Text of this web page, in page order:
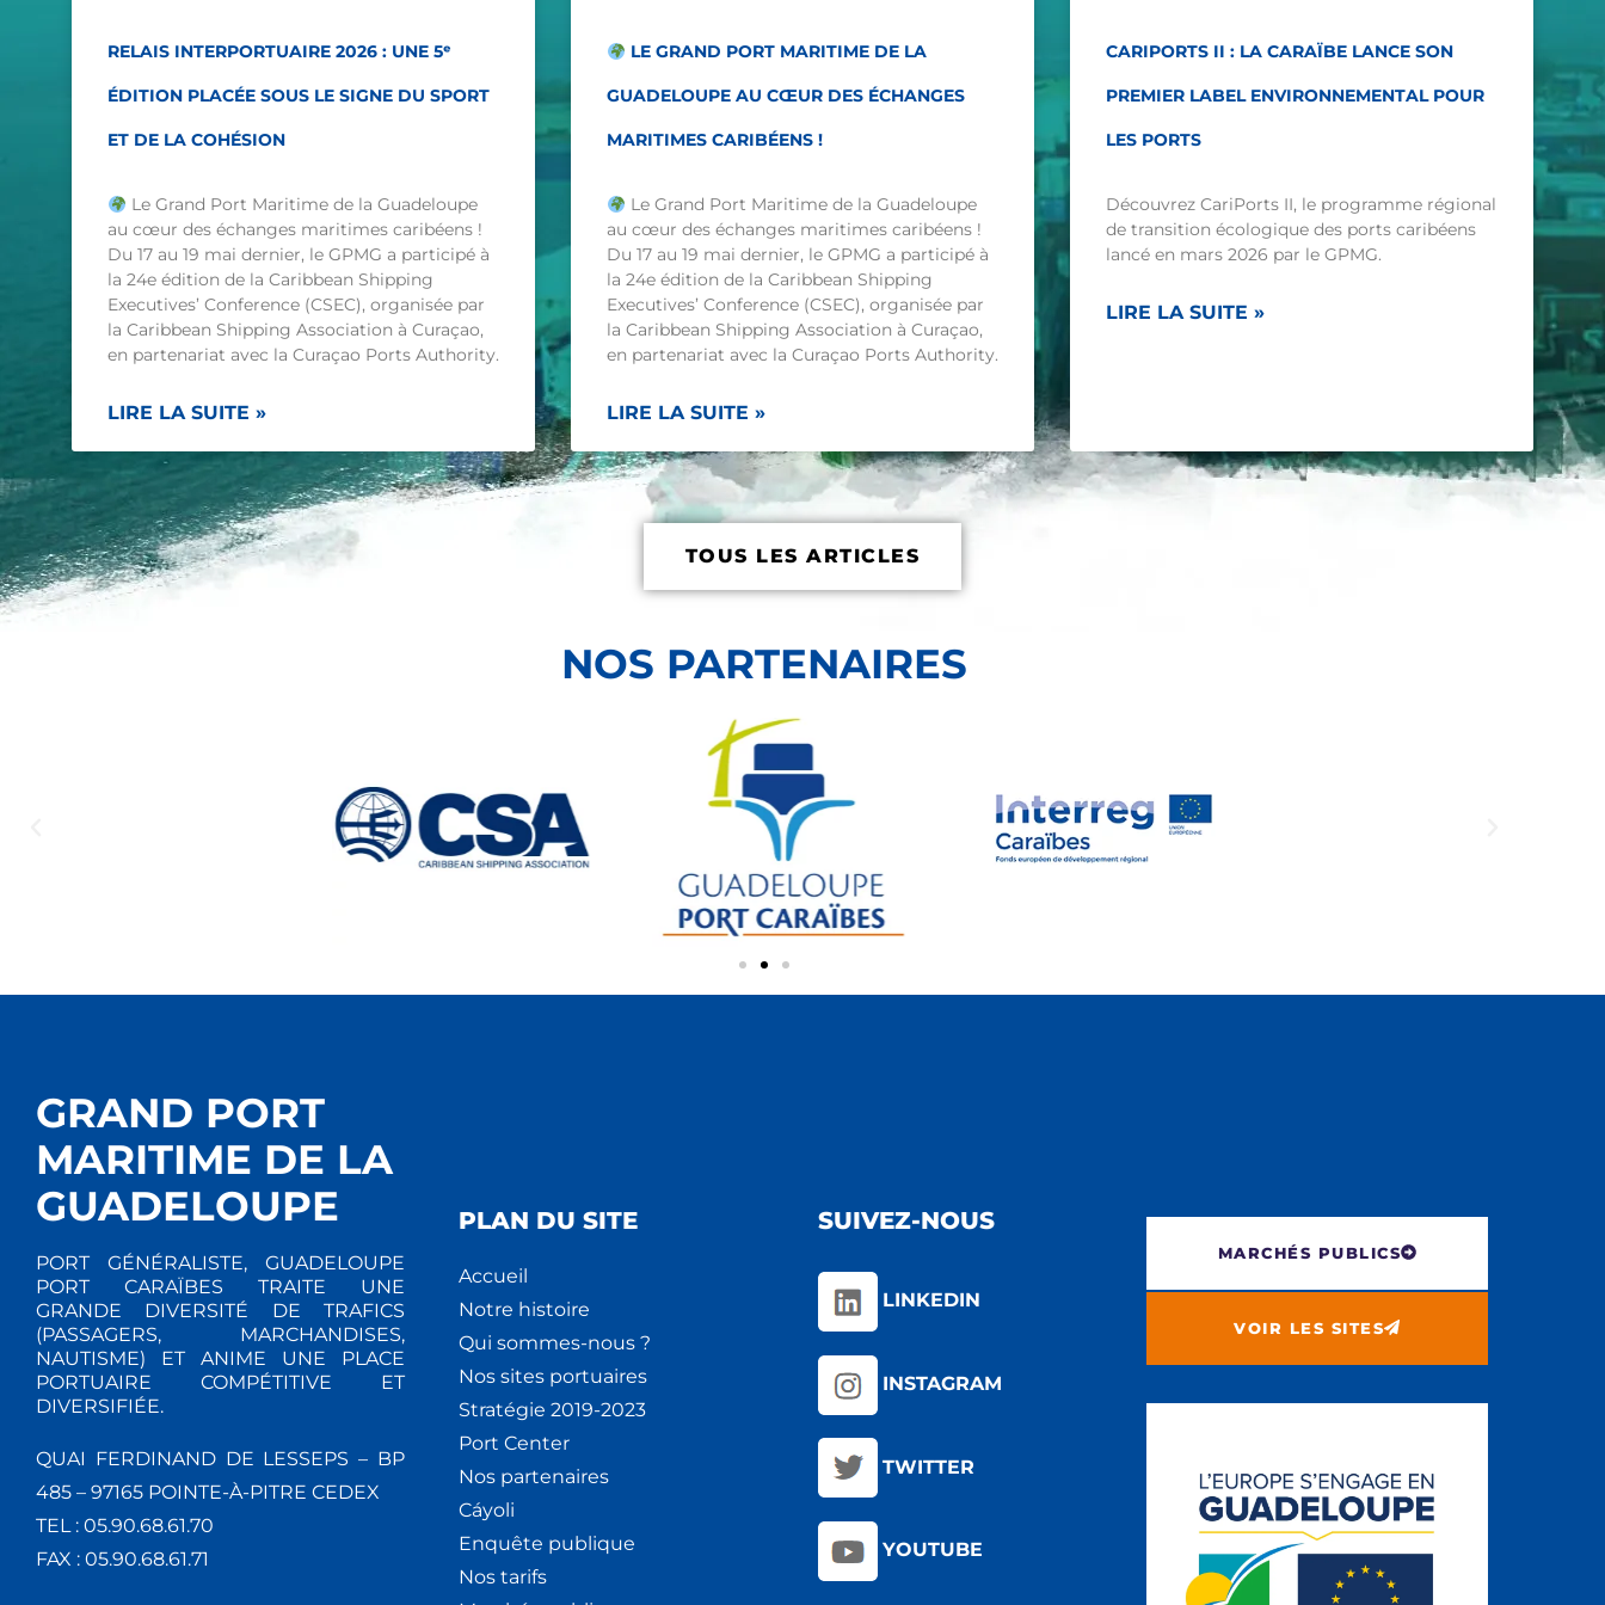
RELAIS INTERPORTUAIRE 2026 : UNE 5ᵉ
ÉDITION PLACÉE SOUS LE SIGNE DU SPORT
ET DE LA COHÉSION
Le Grand Port Maritime de la Guadeloupe
au cœur des échanges maritimes caribéens !
Du 17 au 19 mai dernier, le GPMG a participé à
la 24e édition de la Caribbean Shipping
Executives’ Conference (CSEC), organisée par
la Caribbean Shipping Association à Curaçao,
en partenariat avec la Curaçao Ports Authority.
LIRE LA SUITE »
LE GRAND PORT MARITIME DE LA
GUADELOUPE AU CŒUR DES ÉCHANGES
MARITIMES CARIBÉENS !
Le Grand Port Maritime de la Guadeloupe
au cœur des échanges maritimes caribéens !
Du 17 au 19 mai dernier, le GPMG a participé à
la 24e édition de la Caribbean Shipping
Executives’ Conference (CSEC), organisée par
la Caribbean Shipping Association à Curaçao,
en partenariat avec la Curaçao Ports Authority.
LIRE LA SUITE »
CARIPORTS II : LA CARAÏBE LANCE SON
PREMIER LABEL ENVIRONNEMENTAL POUR
LES PORTS
Découvrez CariPorts II, le programme régional
de transition écologique des ports caribéens
lancé en mars 2026 par le GPMG.
LIRE LA SUITE »
TOUS LES ARTICLES
NOS PARTENAIRES
GRAND PORT
MARITIME DE LA
GUADELOUPE
PORT GÉNÉRALISTE, GUADELOUPE
PORT CARAÏBES TRAITE UNE
GRANDE DIVERSITÉ DE TRAFICS
(PASSAGERS, MARCHANDISES,
NAUTISME) ET ANIME UNE PLACE
PORTUAIRE COMPÉTITIVE ET
DIVERSIFIÉE.
QUAI FERDINAND DE LESSEPS – BP
485 – 97165 POINTE-À-PITRE CEDEX
TEL : 05.90.68.61.70
FAX : 05.90.68.61.71
PLAN DU SITE
Accueil
Notre histoire
Qui sommes-nous ?
Nos sites portuaires
Stratégie 2019-2023
Port Center
Nos partenaires
Cáyoli
Enquête publique
Nos tarifs
SUIVEZ-NOUS
LINKEDIN
INSTAGRAM
TWITTER
YOUTUBE
MARCHÉS PUBLICS
VOIR LES SITES